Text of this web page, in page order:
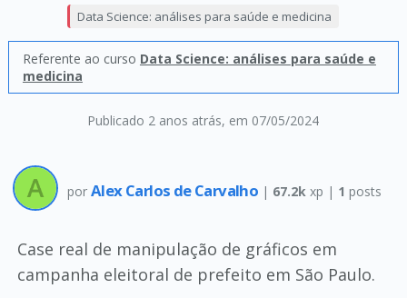
Publicado 2 anos atrás, em 07/05/2024
Data Science: análises para saúde e medicina
Referente ao curso Data Science: análises para saúde e
medicina
por Alex Carlos de Carvalho | 67.2k xp | 1 posts
Case real de manipulação de gráficos em
campanha eleitoral de prefeito em São Paulo.